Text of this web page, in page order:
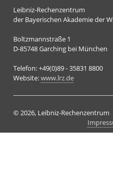
Leibniz-Rechenzentrum
der Bayerischen Akademie der
Boltzmannstraße 1
D-85748 Garching bei München
Telefon: +49(0)89 - 35831 8800
Website:www.lrz.de
© 2026, Leibniz-Rechenzentrum